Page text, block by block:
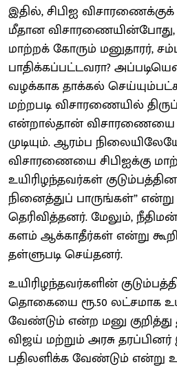
இதில், சிபிஐ
மீதான விசாரணையின்போது,
மாற்றக் கோரும் மனுதாரர்,
பாதிக்கப்பட்டவரா?
வழக்காக தாக்கல்
மற்றபடி விசாரணையில்
என்றால்தான் விசாரணையை
முடியும். ஆரம்ப
விசாரணையை சிபிஐக்கு
உயிரிழந்தவர்கள்
நினைத்துப் பாருங்கள்” என்று
தெரிவித்தனர். மேலும்,
களம் ஆக்காதீர்கள் என்று
தள்ளுபடி செய்தனர்.
உயிரிழந்தவர்களின்
தொகையை ரூ.50 லட்சமாக
வேண்டும் என்ற மனு
விஜய் மற்றும் அரசு
பதிலளிக்க வேண்டும் என்று